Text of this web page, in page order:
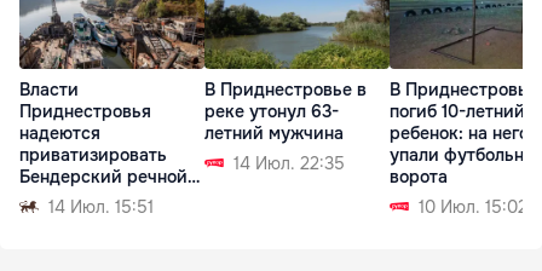
Власти
Приднестровья
надеются
приватизировать
Бендерский речной
порт14 Июл. 15:51
В Приднестровье в
реке утонул 63-
летний мужчина
14 Июл. 22:35
В Приднестровье
погиб 10-летний
ребенок: на него
упали
ворота
10 Июл. 15:02